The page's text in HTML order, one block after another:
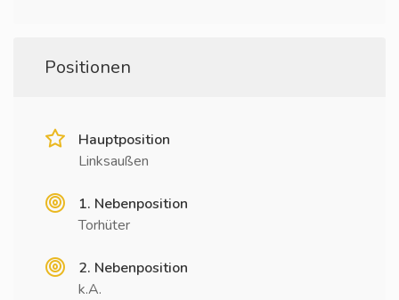
Positionen
Hauptposition
Linksaußen
1. Nebenposition
Torhüter
2. Nebenposition
k.A.